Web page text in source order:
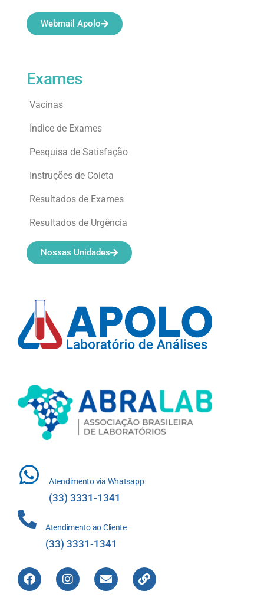
Atendimento via Whatsapp
(33) 3331-1341
Atendimento ao Cliente
(33) 3331-1341
Exames
Vacinas
Índice de Exames
Pesquisa de Satisfação
Instruções de Coleta
Resultados de Exames
Resultados de Urgência
Nossas Unidades
Webmail Apolo